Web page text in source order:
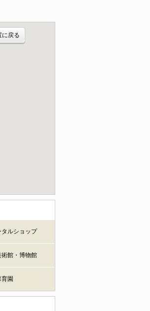
に戻る
タルショップ
術館・博物館
園